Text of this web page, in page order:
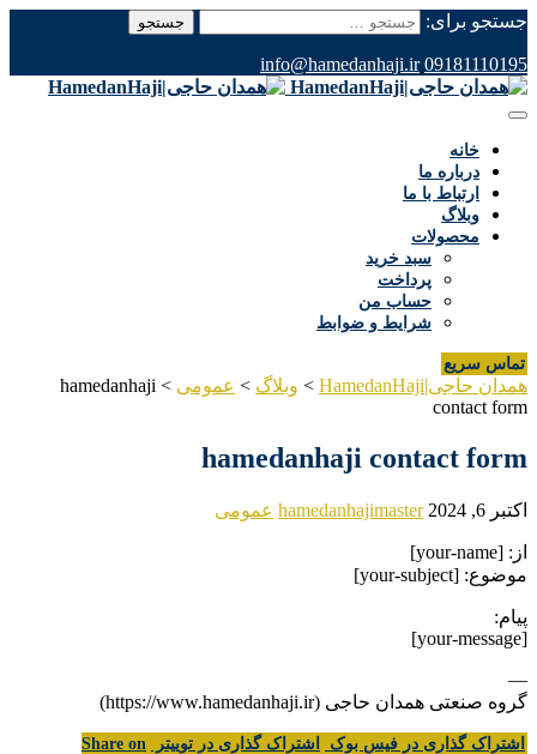
جستجو برای:
09181110195
info@hamedanhaji.ir
خانه
درباره ما
ارتباط با ما
وبلاگ
محصولات
سبد خرید
پرداخت
حساب من
شرایط و ضوابط
تماس سریع
همدان حاجی|HamedanHaji > وبلاگ > عمومی >
hamedanhaji
contact form
hamedanhaji contact form
اکتبر 6, 2024 hamedanhajimaster عمومی
از: [your-name]
موضوع: [your-subject]
پیام:
[your-message]
—
گروه صنعتی همدان حاجی (https://www.hamedanhaji.ir)
اشتراک گذاری در فیس بوک اشتراک گذاری در توییتر
Share on